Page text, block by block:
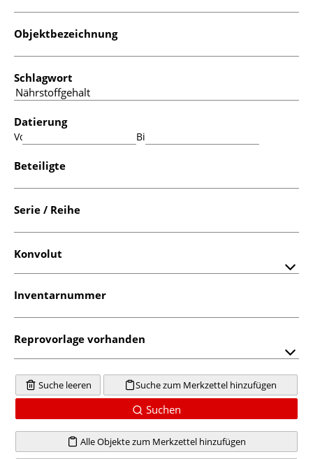
Objektbezeichnung
Schlagwort
Datierung
Von: Bis:
Beteiligte
Serie / Reihe
Konvolut
Inventarnummer
Reprovorlage vorhanden
Suche leeren Suche zum Merkzettel hinzufügen
Suchen
Alle Objekte zum Merkzettel hinzufügen